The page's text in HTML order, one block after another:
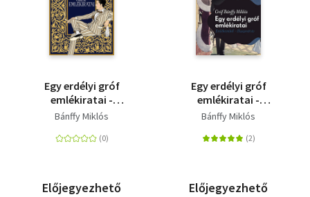
Társadalomtudomány
Természettudomány
Egy erdélyi gróf
emlékiratai -
Emlékeimből -
Bánffy Miklós
Előjegyezhető
Egy erdélyi gróf
emlékiratai -
Emlékeimből -
Bánffy Miklós
Előjegyezhető